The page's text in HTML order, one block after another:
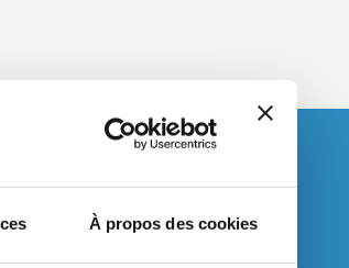
À propos des cookies